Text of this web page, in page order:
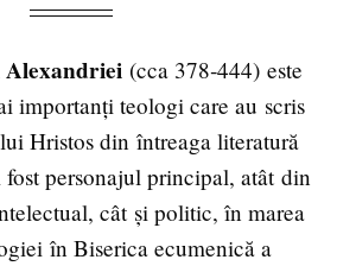
(cca 378‐444) este
importanți teologi care au scris
Hristos din întreaga literatură
personajul principal, atât din
cât și politic, în marea
în Biserica ecumenică a